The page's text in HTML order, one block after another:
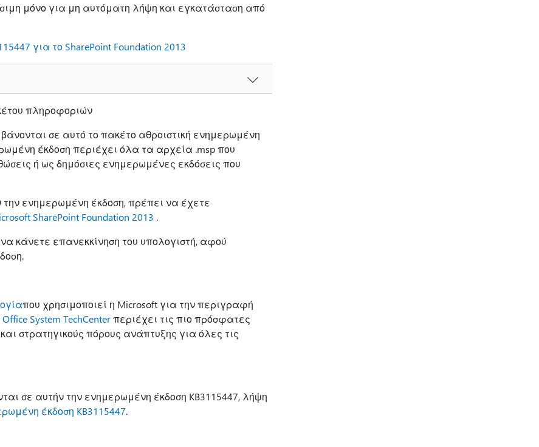
μόνο για μη αυτόματη λήψη και εγκατάσταση από
για το SharePoint Foundation 2013
πληροφοριών
σε αυτό το πακέτο αθροιστική ενημερωμένη
έκδοση περιέχει όλα τα αρχεία .msp που
ή ως δημόσιες ενημερωμένες εκδόσεις που
ενημερωμένη έκδοση, πρέπει να έχετε
SharePoint Foundation 2013 .
κάνετε επανεκκίνηση του υπολογιστή, αφού
που χρησιμοποιεί η Microsoft για την περιγραφή
Office System TechCenterπεριέχει τις πιο πρόσφατες
στρατηγικούς πόρους ανάπτυξης για όλες τις
σε αυτήν την ενημερωμένη έκδοση KB3115447, λήψη
έκδοση KB3115447.